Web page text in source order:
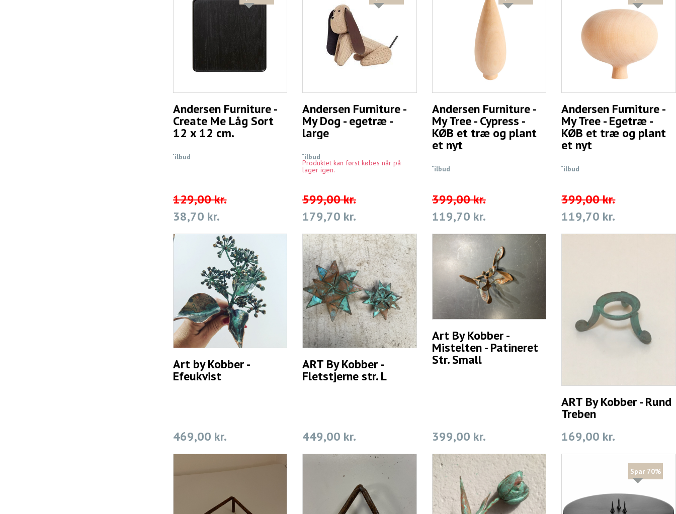
Andersen Furniture -
Create Me Låg Sort
12 x 12 cm.
Tilbud
129,00 kr.
38,70 kr.
Andersen Furniture -
My Dog - egetræ -
large
Tilbud
Produktet kan først købes når på
lager igen.
599,00 kr.
179,70 kr.
Andersen Furniture -
My Tree - Cypress -
KØB et træ og plant
et nyt
Tilbud
399,00 kr.
119,70 kr.
Andersen Furniture -
My Tree - Egetræ -
KØB et træ og plant
et nyt
Tilbud
399,00 kr.
119,70 kr.
Art by Kobber -
Efeukvist
469,00 kr.
ART By Kobber -
Fletstjerne str. L
449,00 kr.
Art By Kobber -
Mistelten - Patineret
Str. Small
399,00 kr.
ART By Kobber - Rund
Treben
169,00 kr.
Spar 70%